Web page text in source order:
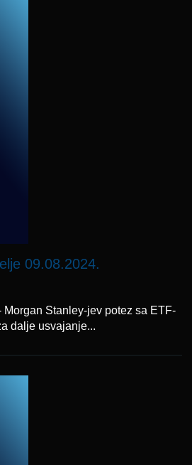
09.08.2024.
Morgan Stanley-jev potez sa ETF-
dalje usvajanje...